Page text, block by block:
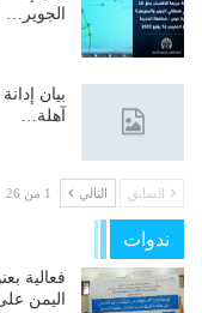
الجوير…
بيان
آهلة…
السابق التالي 1 من 26
ندوات
اليمن